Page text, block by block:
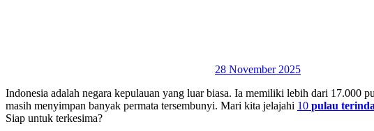
28 November 2025
Indonesia adalah negara kepulauan yang luar biasa. Ia memiliki lebih dari 17.000
masih menyimpan banyak permata tersembunyi. Mari kita jelajahi 10 pulau
Siap untuk terkesima?